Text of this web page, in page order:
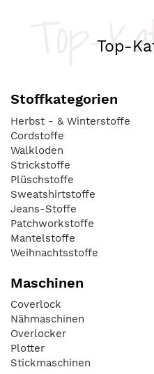
Top-
Top-
Stoffkategorien
Herbst - & Winterstoffe
Cordstoffe
Walkloden
Strickstoffe
Plüschstoffe
Sweatshirtstoffe
Jeans-Stoffe
Patchworkstoffe
Mantelstoffe
Weihnachtsstoffe
Maschinen
Coverlock
Nähmaschinen
Overlocker
Plotter
Stickmaschinen